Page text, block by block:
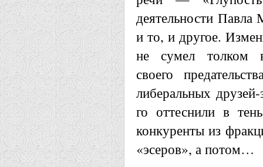
деятельности
и то, и другое.
не сумел толком
своего
либеральных
го оттеснили в
конкуренты из
«эсеров», а потом…